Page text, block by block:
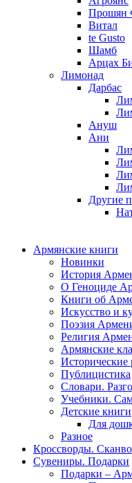
Прошян
Витал
te Gusto
Шамб
Арцах
Лимонад
Дарбас
Ануш
Ани
Другие
Армянские книги
Новинки
История
О Геноциде
Книги об
Иcкусство и
Поэзия
Религия
Армянские
Публицистика
Словари.
Учебники.
Детские книги
Для
Разное
Кроссворды.
Сувениры. Подарки
Подарки –